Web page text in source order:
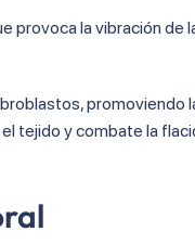
la vibración de
promoviendo
tejido y combate la